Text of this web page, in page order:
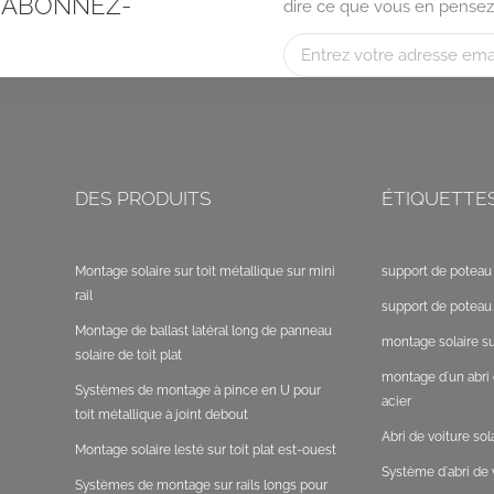
dire ce que vous en
DES PRODUITS
Montage solaire sur toit métallique sur mini
rail
Montage de ballast latéral long de panneau
solaire de toit plat
Systèmes de montage à pince en U pour
toit métallique à joint debout
Montage solaire lesté sur toit plat est-ouest
Systèmes de montage sur rails longs pour
support de poteau
support de
montage solaire
montage d'un
acier
Abri de voiture
Système d'abri de